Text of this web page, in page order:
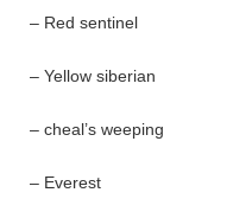
– Red sentinel
– Yellow siberian
– cheal’s weeping
– Everest